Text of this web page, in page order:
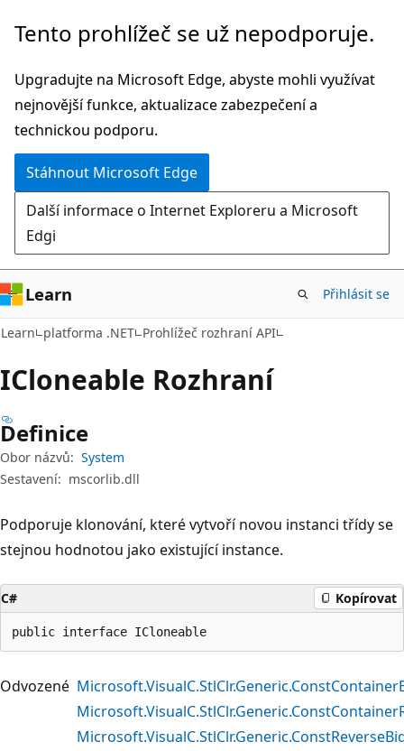
Přeskočit
hlavní
obsah
Přeskočit
navigaci
na
stránce
Tento prohlížeč se už nepodporuje.
Upgradujte na Microsoft Edge, abyste mohli využívat
nejnovější funkce, aktualizace zabezpečení a
technickou podporu.
Stáhnout Microsoft Edge
Další informace o Internet Exploreru a Microsoft
Edgi
Learn Přihlásit se
Learn platforma .NET Prohlížeč rozhraní API
ICloneable Rozhraní
Definice
Obor názvů: System
Sestavení: mscorlib.dll
Podporuje klonování, které vytvoří novou instanci třídy se
stejnou hodnotou jako existující instance.
C# Kopírovat
public interface ICloneable
Odvozené